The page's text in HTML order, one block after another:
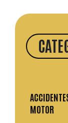
MOTOR